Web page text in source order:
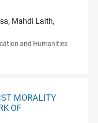
Mahdi Laith,
and Humanities
MORALITY
OF